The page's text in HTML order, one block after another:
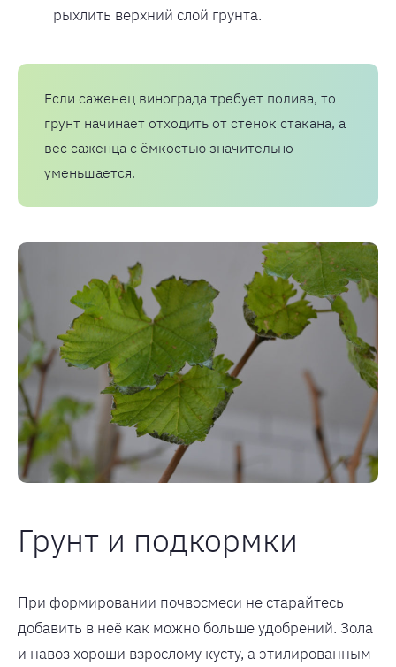
рыхлить верхний слой грунта.
Если саженец винограда требует полива, то
грунт начинает отходить от стенок стакана, а
вес саженца с ёмкостью значительно
уменьшается.
Грунт и подкормки
При формировании почвосмеси не старайтесь
добавить в неё как можно больше удобрений. Зола
и навоз хороши взрослому кусту, а этилированным